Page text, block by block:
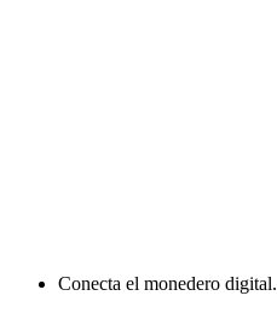
Conecta el monedero digital.